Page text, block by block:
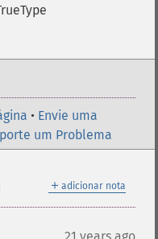
• Envie uma
um Problema
＋ adicionar nota